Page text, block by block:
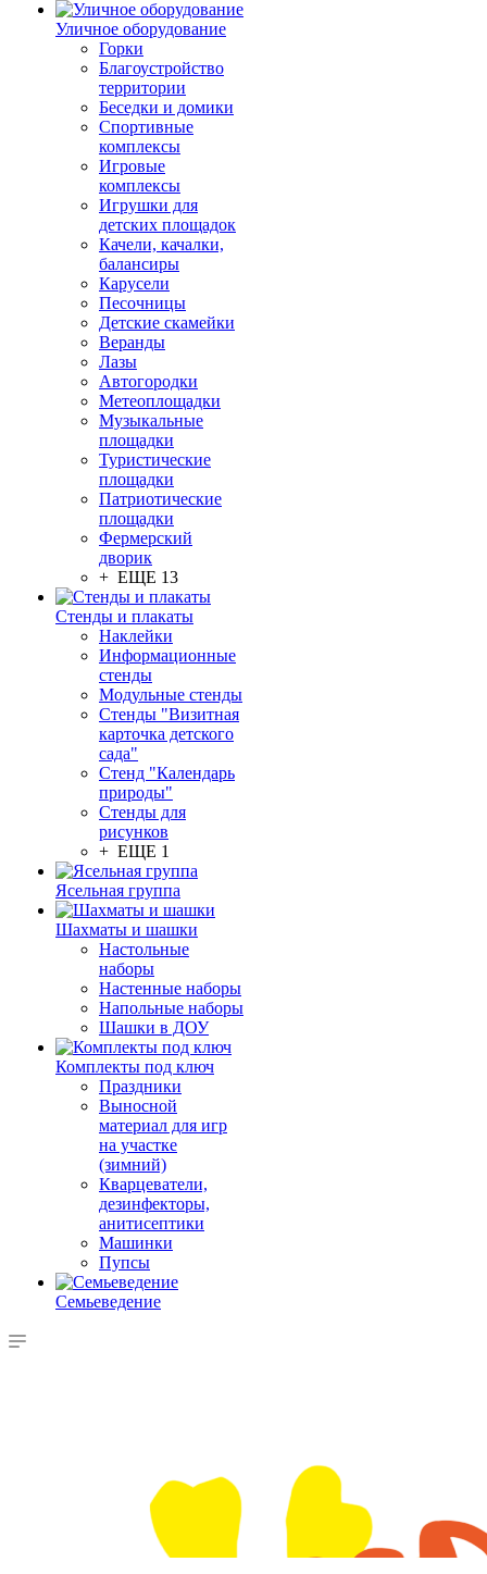
Уличное оборудование
Горки
Благоустройство
территории
Беседки и домики
Спортивные
комплексы
Игровые
комплексы
Игрушки для
детских площадок
Качели, качалки,
балансиры
Карусели
Песочницы
Детские скамейки
Веранды
Лазы
Автогородки
Метеоплощадки
Музыкальные
площадки
Туристические
площадки
Патриотические
площадки
Фермерский
дворик
+ ЕЩЕ 13
Стенды и плакаты
Наклейки
Информационные
стенды
Модульные стенды
Стенды "Визитная
карточка детского
сада"
Стенд "Календарь
природы"
Стенды для
рисунков
+ ЕЩЕ 1
Ясельная группа
Шахматы и шашки
Настольные
наборы
Настенные наборы
Напольные наборы
Шашки в ДОУ
Комплекты под ключ
Праздники
Выносной
материал для игр
на участке
(зимний)
Кварцеватели,
дезинфекторы,
анитисептики
Машинки
Пупсы
Семьеведение